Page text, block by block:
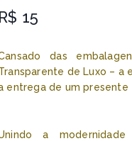
R$ 15
das
de Luxo – a
entrega de um
a